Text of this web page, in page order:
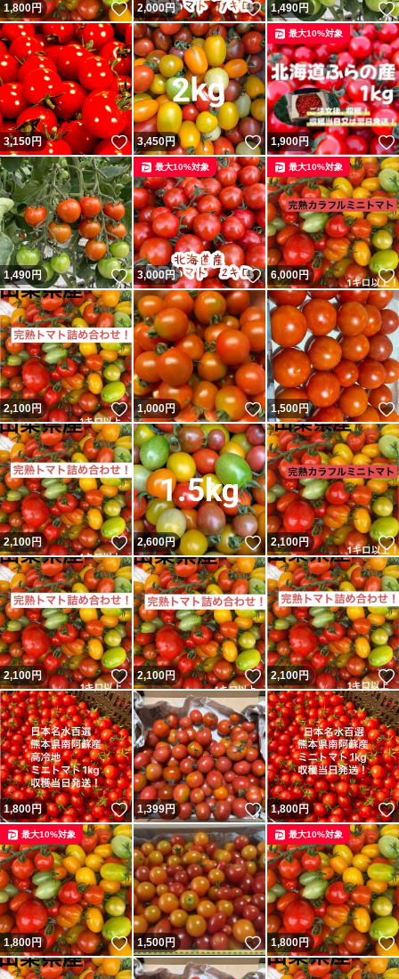
1,800円 いいね！
2,000円 いいね！
1,490円
3,150円 いいね！
3,450円 いいね！
1,900円
最大10%対象
1,490円 いいね！
3,000円 いいね！
最大10%対象
6,000円
最大10%対象
2,100円 いいね！
1,000円 いいね！
1,500円
2,100円 いいね！
2,600円 いいね！
2,100円
2,100円 いいね！
2,100円 いいね！
2,100円
1,800円 いいね！
1,399円 いいね！
1,800円
1,800円 いいね！
最大10%対象
1,500円 いいね！
1,800円
最大10%対象